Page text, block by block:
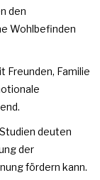
den
Wohlbefinden
Freunden, Familie
deuten
der
fördern kann.